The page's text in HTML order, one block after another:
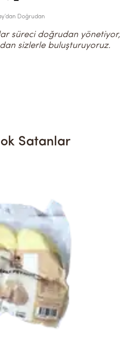
Doğrudan
süreci doğrudan yönetiyor,
sizlerle buluşturuyoruz.
Satanlar